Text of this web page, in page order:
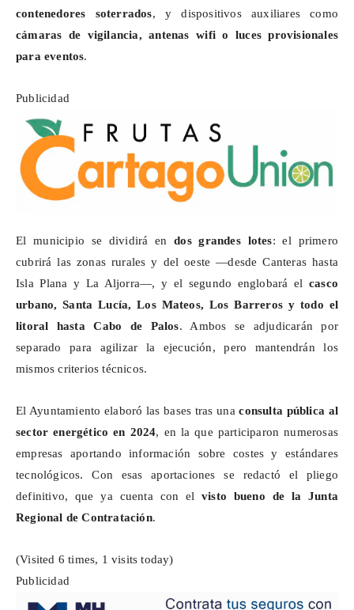
contenedores soterrados, y dispositivos auxiliares como
cámaras de vigilancia, antenas wifi o luces provisionales
para eventos.
Publicidad
El municipio se dividirá endos grandes lotes: el primero
cubrirá las zonas rurales y del oeste —desde Canteras hasta
Isla Plana y La Aljorra—, y el segundo englobará el casco
urbano, Santa Lucía, Los Mateos, Los Barreros y todo el
litoral hasta Cabo de Palos. Ambos se adjudicarán por
separado para agilizar la ejecución, pero mantendrán los
mismos criterios técnicos.
El Ayuntamiento elaboró las bases tras unaconsulta pública al
sector energético en 2024, en la que participaron numerosas
empresas aportando información sobre costes y estándares
tecnológicos. Con esas aportaciones se redactó el pliego
definitivo, que ya cuenta con elvisto bueno de la Junta
Regional de Contratación.
(Visited 6 times, 1 visits today)
Publicidad